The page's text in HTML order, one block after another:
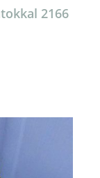
2166